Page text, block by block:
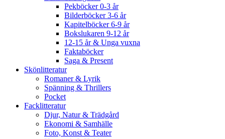
Pekböcker 0-3 år
Bilderböcker 3-6 år
Kapitelböcker 6-9 år
Bokslukaren 9-12 år
12-15 år & Unga vuxna
Faktaböcker
Saga & Present
Skönlitteratur
Romaner & Lyrik
Spänning & Thrillers
Pocket
Facklitteratur
Djur, Natur & Trädgård
Ekonomi & Samhälle
Foto, Konst & Teater